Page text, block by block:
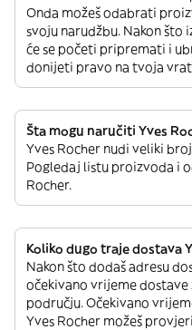
Onda možeš odabrati
svoju narudžbu. Nakon što
će se početi pripremati i
donijeti pravo na tvoja
Šta mogu naručiti Yves
Yves Rocher nudi veliki
Pogledaj listu proizvoda i
Rocher.
Koliko dugo traje dostava
Nakon što dodaš adresu
očekivano vrijeme dostave
području. Očekivano
Yves Rocher možeš